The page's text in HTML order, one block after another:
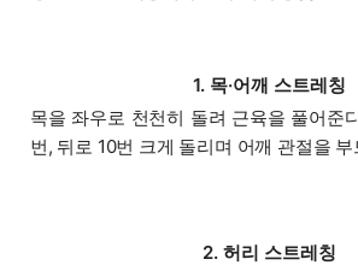
1. 목·어깨 스트레칭
목을 좌우로 천천히 돌려 근육을 풀어준
번, 뒤로 10번 크게 돌리며 어깨 관절을
2. 허리 스트레칭